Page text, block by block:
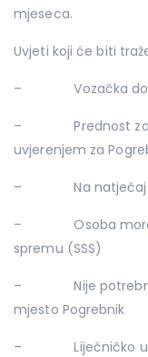
mjeseca.
Uvjeti koji će biti
– Vozačka
– Prednost
uvjerenjem za
– Na natječaj se
– Osoba mora
spremu (SSS)
– Nije potrebno
mjesto Pogrebnik
– Liječničko